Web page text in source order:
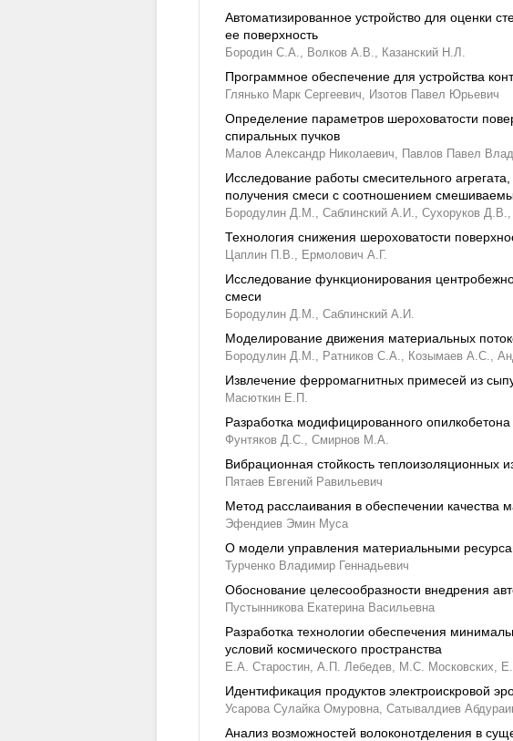
Автоматизированное устройство для оценки
ее поверхность
Бородин С.А., Волков А.В., Казанский Н.Л.
Программное обеспечение для устройства
Глянько Марк Сергеевич, Изотов Павел Юрьевич
Определение параметров шероховатости
спиральных пучков
Малов Александр Николаевич, Павлов Павел
Исследование работы смесительного
получения смеси с соотношением
Бородулин Д.М., Саблинский А.И., Сухоруков Д.В.,
Технология снижения шероховатости
Цаплин П.В., Ермолович А.Г.
Исследование функционирования
смеси
Бородулин Д.М., Саблинский А.И.
Моделирование движения материальных
Бородулин Д.М., Ратников С.А., Козымаев А.С.,
Извлечение ферромагнитных примесей из
Масюткин Е.П.
Разработка модифицированного
Фунтяков Д.С., Смирнов М.А.
Вибрационная стойкость теплоизоляционных
Пятаев Евгений Равильевич
Метод расслаивания в обеспечении качества
Эфендиев Эмин Муса
О модели управления материальными
Турченко Владимир Геннадьевич
Обоснование целесообразности внедрения
Пустынникова Екатерина Васильевна
Разработка технологии обеспечения
условий космического пространства
Е.А. Старостин, А.П. Лебедев, М.С. Московских,
Идентификация продуктов электроискровой
Усарова Сулайка Омуровна, Сатывалдиев
Анализ возможностей волоконотделения в